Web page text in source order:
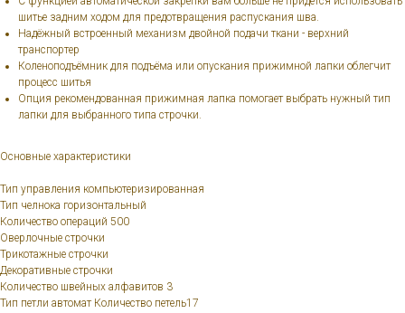
шитье задним ходом для предотвращения распускания шва.
Надёжный встроенный механизм двойной подачи ткани - верхний
транспортер
Коленоподъёмник для подъёма или опускания прижимной лапки облегчит
процесс шитья
Опция рекомендованная прижимная лапка помогает выбрать нужный тип
лапки для выбранного типа строчки.
Основные характеристики
Тип управления компьютеризированная
Тип челнока горизонтальный
Количество операций 500
Оверлочные строчки
Трикотажные строчки
Декоративные строчки
Количество швейных алфавитов 3
Тип петли автомат Количество петель17